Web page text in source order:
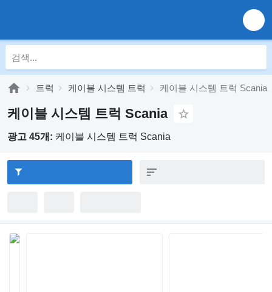
트럭 케이블 시스템 트럭 케이블 시스템 트럭 Scania
케이블 시스템 트럭 Scania
광고 45개: 케이블 시스템 트럭 Scania